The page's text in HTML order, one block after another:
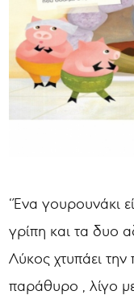
‘Ένα γουρουνάκι
γρίπη και τα δυο
Λύκος χτυπάει
παράθυρο , λίγο